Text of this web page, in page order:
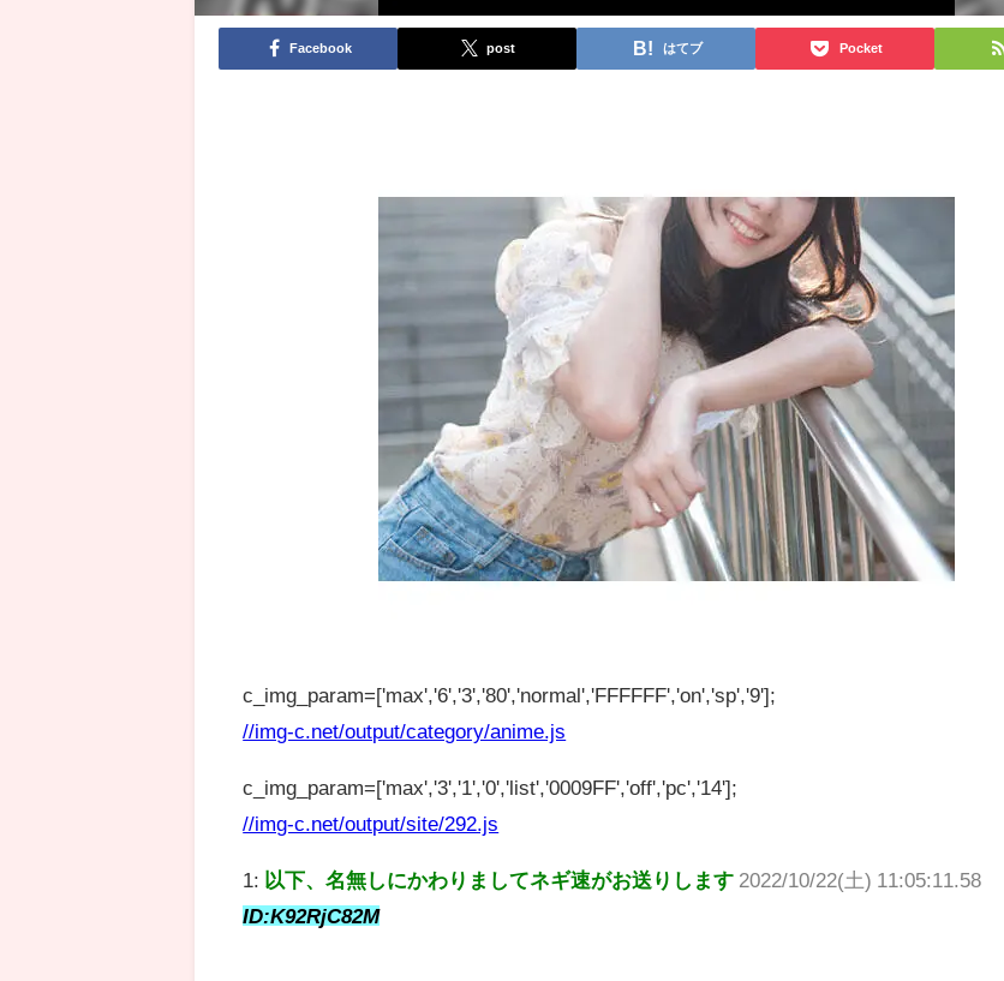
Facebook post はてブ Pocket
c_img_param=['max','6','3','80','normal','FFFFFF','on','sp','9'];
//img-c.net/output/category/anime.js
c_img_param=['max','3','1','0','list','0009FF','off','pc','14'];
//img-c.net/output/site/292.js
1: 以下、名無しにかわりましてネギ速がお送りします 2022/10/22(土) 11:05:11.58
ID:K92RjC82M